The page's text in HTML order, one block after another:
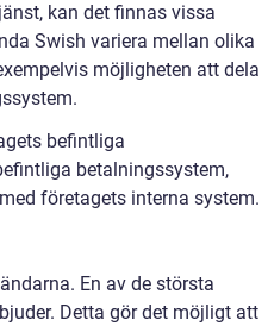
kan det finnas vissa
Swish variera mellan olika
möjligheten att dela
befintliga
betalningssystem,
företagets interna system.
En av de största
Detta gör det möjligt att